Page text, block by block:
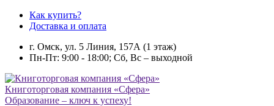
Как купить?
Доставка и оплата
г. Омск, ул. 5 Линия, 157А (1 этаж)
Пн-Пт: 9:00 - 18:00; Сб, Вс – выходной
Книготорговая компания «Сфера»
Образование – ключ к успеху!